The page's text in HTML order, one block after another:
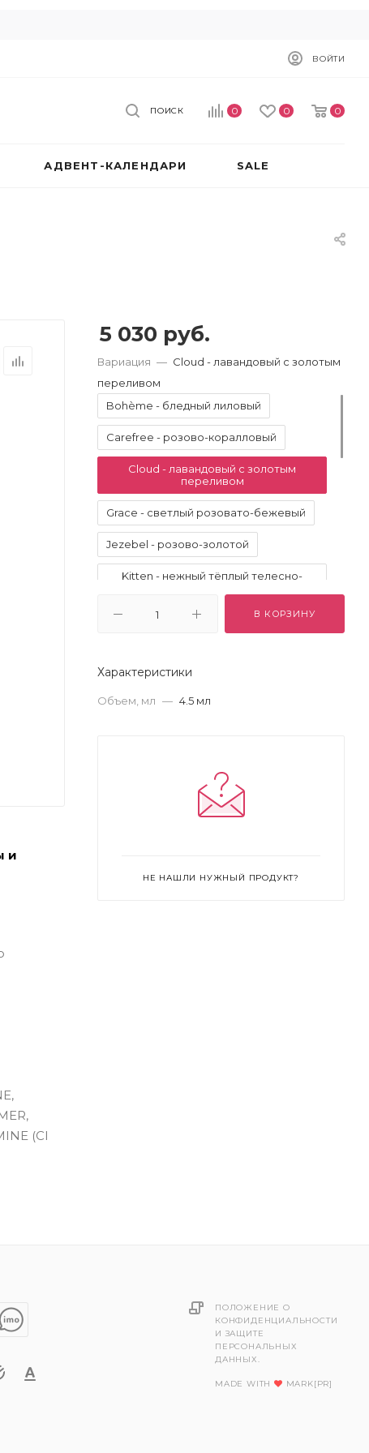
ВОЙТИ
0 0 0
ПОИСК
АДВЕНТ-КАЛЕНДАРИ SALE
и
(CI
5 030 руб.
Вариация — Cloud - лавандовый с золотым
переливом
Bohème - бледный лиловый
Carefree - розово-коралловый
Cloud - лавандовый с золотым
переливом
Grace - светлый розовато-бежевый
Jezebel - розово-золотой
Kitten - нежный тёплый телесно-
La Douce - тёплый золото-зелёный
Starlight - светлый золотистый цвет
шампанского
Vivid Garnet - яркий гранатовый
Vivid Jade - яркий зелёный
Vivid Smoky Quartz - эспрессо
В КОРЗИНУ
Характеристики
Объем, мл — 4.5 мл
НЕ НАШЛИ НУЖНЫЙ ПРОДУКТ?
ПОЛОЖЕНИЕ О
КОНФИДЕНЦИАЛЬНОСТИ
И ЗАЩИТЕ
ПЕРСОНАЛЬНЫХ
ДАННЫХ.
MADE WITH MARK[PR]